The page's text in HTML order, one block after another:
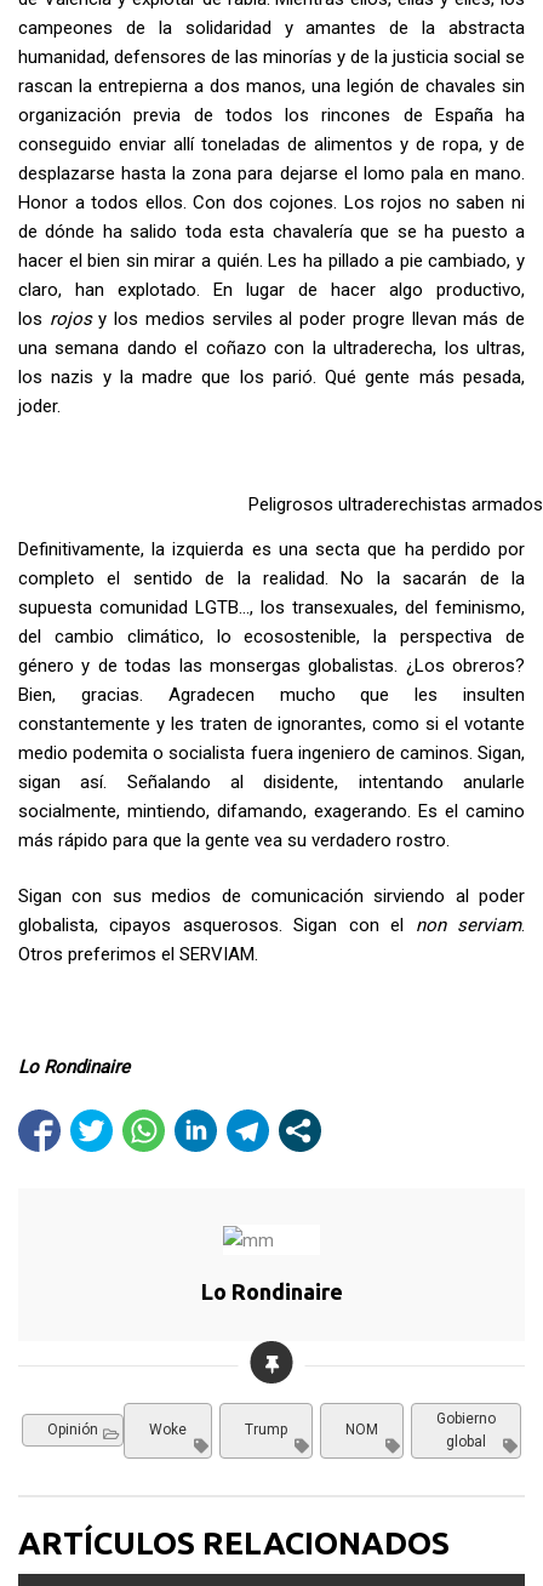
campeones de la solidaridad y amantes de la abstracta
humanidad, defensores de las minorías y de la justicia social se
rascan la entrepierna a dos manos, una legión de chavales sin
organización previa de todos los rincones de España ha
conseguido enviar allí toneladas de alimentos y de ropa, y de
desplazarse hasta la zona para dejarse el lomo pala en mano.
Honor a todos ellos. Con dos cojones. Los rojos no saben ni
de dónde ha salido toda esta chavalería que se ha puesto a
hacer el bien sin mirar a quién. Les ha pillado a pie cambiado, y
claro, han explotado. En lugar de hacer algo productivo,
los rojosy los medios serviles al poder progre llevan más de
una semana dando el coñazo con la ultraderecha, los ultras,
los nazis y la madre que los parió. Qué gente más pesada,
joder.
Peligrosos ultraderechistas
Definitivamente, la izquierda es una secta que ha perdido por
completo el sentido de la realidad. No la sacarán de la
supuesta comunidad LGTB…, los transexuales, del feminismo,
del cambio climático, lo ecosostenible, la perspectiva de
género y de todas las monsergas globalistas. ¿Los obreros?
Bien, gracias. Agradecen mucho que les insulten
constantemente y les traten de ignorantes, como si el votante
medio podemita o socialista fuera ingeniero de caminos. Sigan,
sigan así. Señalando al disidente, intentando anularle
socialmente, mintiendo, difamando, exagerando. Es el camino
más rápido para que la gente vea su verdadero rostro.
Sigan con sus medios de comunicación sirviendo al poder
globalista, cipayos asquerosos. Sigan con el non serviam.
Otros preferimos el SERVIAM.
Lo Rondinaire
Lo Rondinaire
Opinión
Gobierno
global
NOM
Trump
Woke
ARTÍCULOS RELACIONADOS